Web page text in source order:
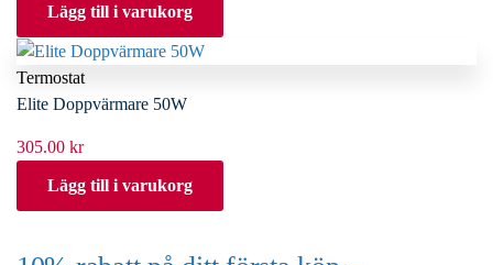
Lägg till i varukorg
Termostat
Elite Doppvärmare 50W
305.00 kr
Lägg till i varukorg